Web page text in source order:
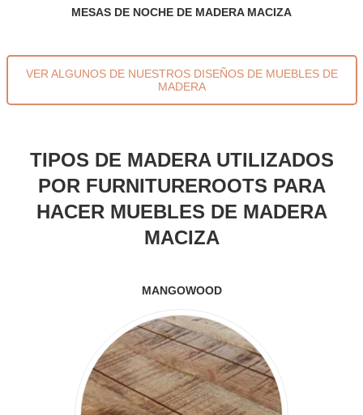
MESAS DE NOCHE DE MADERA MACIZA
VER ALGUNOS DE NUESTROS DISEÑOS DE MUEBLES DE
MADERA
TIPOS DE MADERA UTILIZADOS
POR FURNITUREROOTS PARA
HACER MUEBLES DE MADERA
MACIZA
MANGOWOOD